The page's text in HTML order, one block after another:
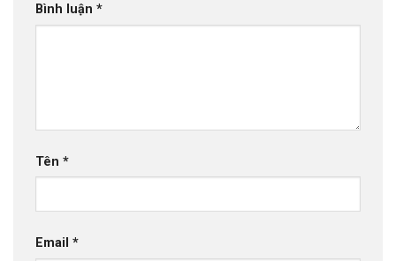
Bình luận *
Tên *
Email *